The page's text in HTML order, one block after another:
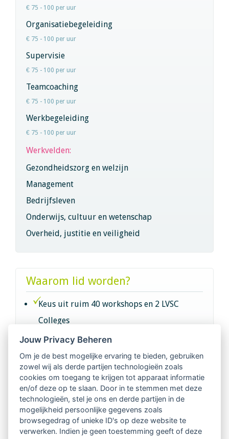
€ 75 - 100 per uur
Organisatiebegeleiding
€ 75 - 100 per uur
Supervisie
€ 75 - 100 per uur
Teamcoaching
€ 75 - 100 per uur
Werkbegeleiding
€ 75 - 100 per uur
Werkvelden:
Gezondheidszorg en welzijn
Management
Bedrijfsleven
Onderwijs, cultuur en wetenschap
Overheid, justitie en veiligheid
Waarom lid worden?
Keus uit ruim 40 workshops en 2 LVSC
Colleges
Intervisie met geregistreerde vakgenoten
Netwerk van 2100 professionals in 14
regio's
Vindbaar voor opdrachtgevers
Tijdschrift voor
Jouw Privacy Beheren
Om je de best mogelijke ervaring te bieden, gebruiken
zowel wij als derde partijen technologieën zoals
cookies om toegang te krijgen tot apparaat informatie
en/of deze op te slaan. Door in te stemmen met deze
technologieën, stel je ons en derde partijen in de
mogelijkheid persoonlijke gegevens zoals
browsegedrag of unieke ID's op deze website te
verwerken. Indien je geen toestemming geeft of deze